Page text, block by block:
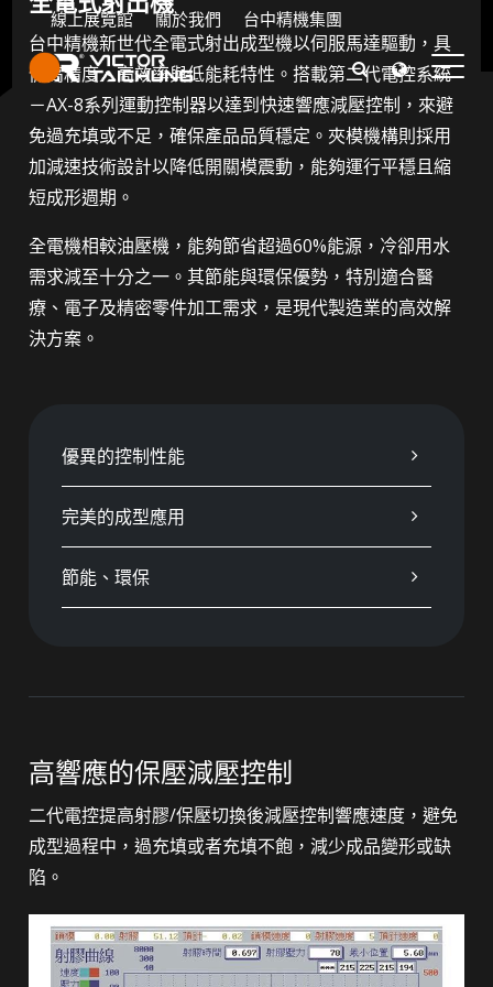
線上展覽館 關於我們 台中精機集團
全電式注塑機
持續提升
台中精機新世代全電式射出成型機以伺服馬達驅動，具
備高精度、高效率與低能耗特性。搭載第二代電控系統
－AX-8系列運動控制器以達到快速響應減壓控制，來避
免過充填或不足，確保產品品質穩定。夾模機構則採用
加減速技術設計以降低開關模震動，能夠運行平穩且縮
短成形週期。
全電機相較油壓機，能夠節省超過60%能源，冷卻用水
需求減至十分之一。其節能與環保優勢，特別適合醫
療、電子及精密零件加工需求，是現代製造業的高效解
決方案。
優異的控制性能
完美的成型應用
節能、環保
高響應的保壓減壓控制
二代電控提高射膠/保壓切換後減壓控制響應速度，避免
成型過程中，過充填或者充填不飽，減少成品變形或缺
陷。